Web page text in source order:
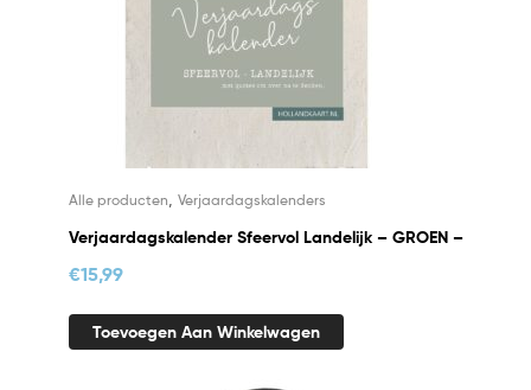
Alle producten Verjaardagskalenders
Verjaardagskalender Sfeervol Landelijk – GROEN –
€15,99
Toevoegen Aan Winkelwagen